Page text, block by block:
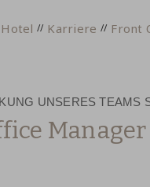
Hotel Karriere Front
UNSERES TEAMS